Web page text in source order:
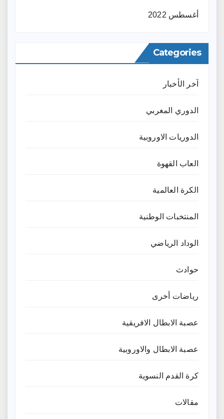
أغسطس 2022
Categories
آخر الأخبار
الدوري المغربي
الدوريات الاوروبية
العاب القهوة
الكرة العالمية
المنتخبات الوطنية
الوداد الرياضي
حوادث
رياضات أخرى
عصبة الابطال الافريقية
عصبة الابطال والاوروبية
كرة القدم النسوية
مقالات